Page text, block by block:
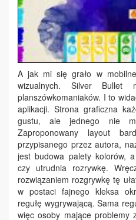
A jak mi się grało w
wizualnych. Silver Bullet
planszówkomaniaków. I to
aplikacji. Strona graficzna
gustu, ale jednego nie
Zaproponowany layout
przypisanego przez autora,
jest budowa palety kolorów,
czy utrudnia rozrywkę.
rozwiązaniem rozgrywkę tę
w postaci fajnego kleksa
regułę wygrywającą. Sama
więc osoby mające problemy